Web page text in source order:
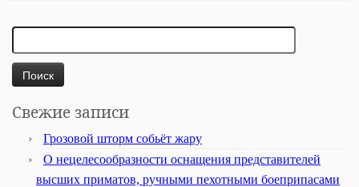
Свежие записи
Грозовой шторм собьёт жару
О нецелесообразности оснащения представителей
высших приматов, ручными пехотными боеприпасами